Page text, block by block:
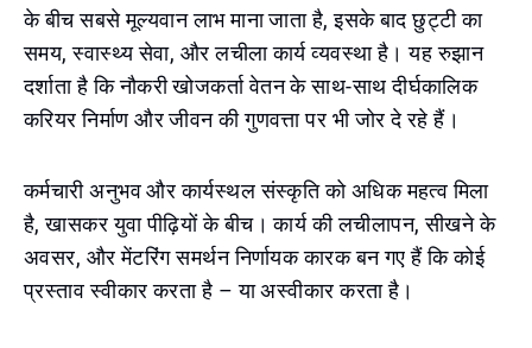
के बीच सबसे मूल्यवान लाभ माना जाता है, इसके बाद छुट्टी का
समय, स्वास्थ्य सेवा, और लचीला कार्य व्यवस्था है। यह रुझान
दर्शाता है कि नौकरी खोजकर्ता वेतन के साथ-साथ दीर्घकालिक
करियर निर्माण और जीवन की गुणवत्ता पर भी जोर दे रहे हैं।
कर्मचारी अनुभव और कार्यस्थल संस्कृति को अधिक महत्व मिला
है, खासकर युवा पीढ़ियों के बीच। कार्य की लचीलापन, सीखने के
अवसर, और मेंटरिंग समर्थन निर्णायक कारक बन गए हैं कि कोई
प्रस्ताव स्वीकार करता है – या अस्वीकार करता है।